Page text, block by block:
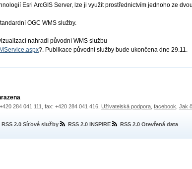
Esri ArcGIS Server, lze ji využít prostřednictvím jednoho ze dvou
OGC WMS služby.
nahradí původní WMS službu
?. Publikace původní služby bude ukončena dne 29.11.
284 041 111, fax: +420 284 041 416, Uživatelská podpora facebook Jak
RSS 2.0 Síťové služby RSS 2.0 INSPIRE RSS 2.0 Otevřená data